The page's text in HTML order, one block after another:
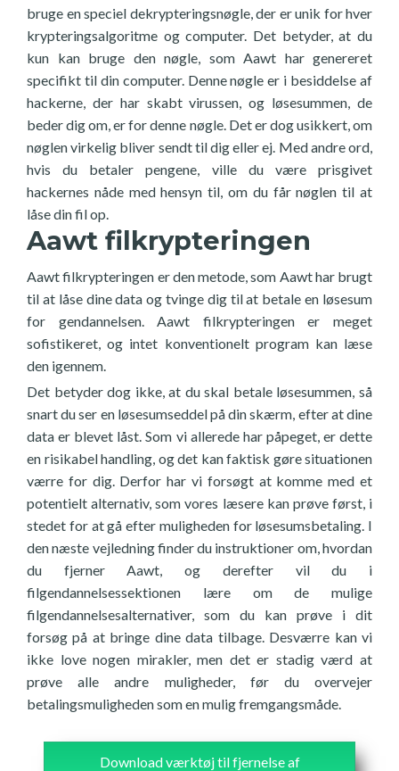
bruge en speciel dekrypteringsnøgle, der er unik for hver
krypteringsalgoritme og computer. Det betyder, at du
kun kan bruge den nøgle, som Aawt har genereret
specifikt til din computer. Denne nøgle er i besiddelse af
hackerne, der har skabt virussen, og løsesummen, de
beder dig om, er for denne nøgle. Det er dog usikkert, om
nøglen virkelig bliver sendt til dig eller ej. Med andre ord,
hvis du betaler pengene, ville du være prisgivet
hackernes nåde med hensyn til, om du får nøglen til at
låse din fil op.
Aawt filkrypteringen
Aawt filkrypteringen er den metode, som Aawt har brugt
til at låse dine data og tvinge dig til at betale en løsesum
for gendannelsen. Aawt filkrypteringen er meget
sofistikeret, og intet konventionelt program kan læse
den igennem.
Det betyder dog ikke, at du skal betale løsesummen, så
snart du ser en løsesumseddel på din skærm, efter at dine
data er blevet låst. Som vi allerede har påpeget, er dette
en risikabel handling, og det kan faktisk gøre situationen
værre for dig. Derfor har vi forsøgt at komme med et
potentielt alternativ, som vores læsere kan prøve først, i
stedet for at gå efter muligheden for løsesumsbetaling. I
den næste vejledning finder du instruktioner om, hvordan
du fjerner Aawt, og derefter vil du i
filgendannelsessektionen lære om de mulige
filgendannelsesalternativer, som du kan prøve i dit
forsøg på at bringe dine data tilbage. Desværre kan vi
ikke love nogen mirakler, men det er stadig værd at
prøve alle andre muligheder, før du overvejer
betalingsmuligheden som en mulig fremgangsmåde.
Download værktøj til fjernelse af